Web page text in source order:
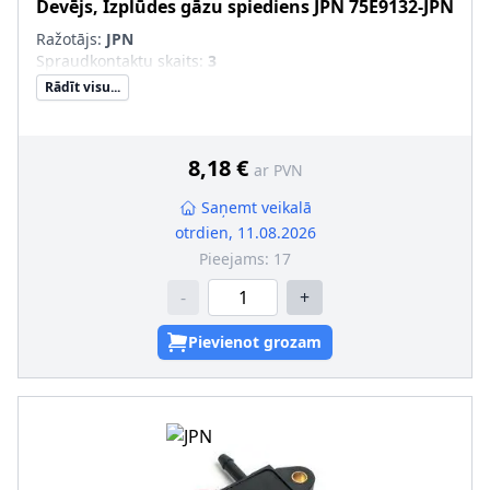
Devējs, Izplūdes gāzu spiediens JPN 75E9132-JPN
Ražotājs: JPN
Spraudkontaktu skaits: 3
Rādīt visu...
8,18 € ar PVN
Saņemt veikalā
otrdien, 11.08.2026
Pieejams: 17
- +
Pievienot grozam